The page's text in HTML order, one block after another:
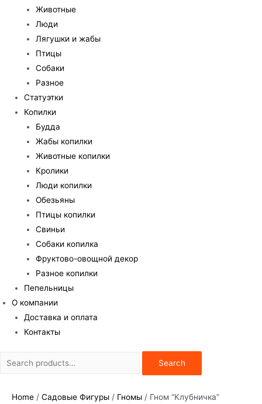
Животные
Люди
Лягушки и жабы
Птицы
Собаки
Разное
Статуэтки
Копилки
Будда
Жабы копилки
Животные копилки
Кролики
Люди копилки
Обезьяны
Птицы копилки
Свиньи
Собаки копилка
Фруктово-овощной декор
Разное копилки
Пепельницы
О компании
Доставка и оплата
Контакты
Search
Home / Садовые Фигуры / Гномы / Гном “Клубничка”